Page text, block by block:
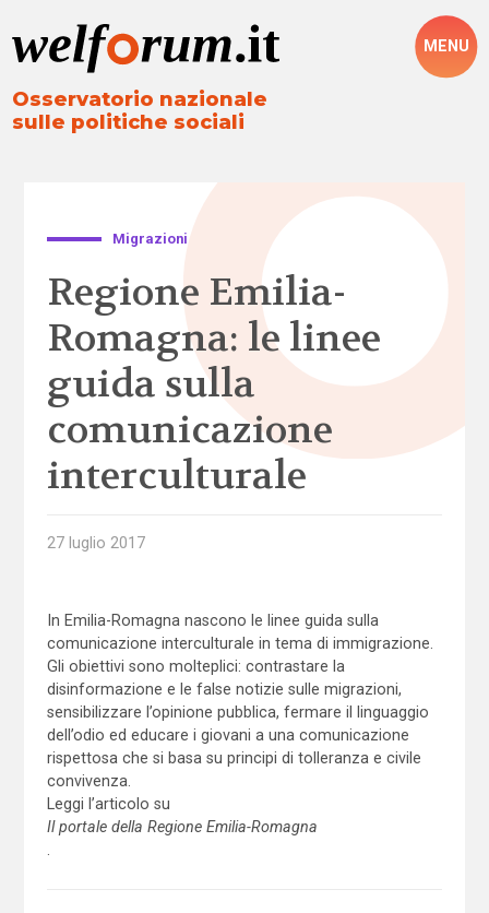
Osservatorio nazionale
sulle politiche sociali
MENU
Migrazioni
Regione Emilia-
Romagna: le linee
guida sulla
comunicazione
interculturale
27 luglio 2017
In Emilia-Romagna nascono le linee guida sulla
comunicazione interculturale in tema di immigrazione.
Gli obiettivi sono molteplici: contrastare la
disinformazione e le false notizie sulle migrazioni,
sensibilizzare l’opinione pubblica, fermare il linguaggio
dell’odio ed educare i giovani a una comunicazione
rispettosa che si basa su principi di tolleranza e civile
convivenza.
Leggi l’articolo su
Il portale della Regione Emilia-Romagna